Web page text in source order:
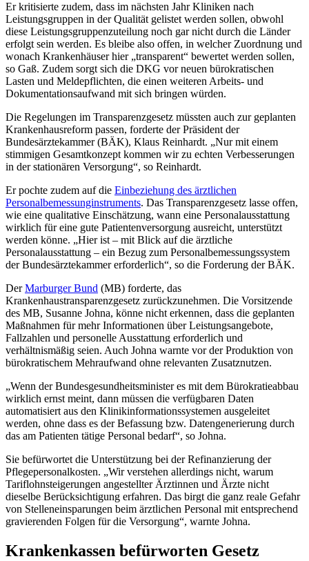
Er kritisierte zudem, dass im nächsten Jahr Kliniken nach
Leistungsgruppen in der Qualität gelistet werden sollen, obwohl
diese Leistungsgruppenzuteilung noch gar nicht durch die Länder
erfolgt sein werden. Es bleibe also offen, in welcher Zuordnung und
wonach Krankenhäuser hier „transparent“ bewertet werden sollen,
so Gaß. Zudem sorgt sich die DKG vor neuen bürokratischen
Lasten und Meldepflichten, die einen weiteren Arbeits- und
Dokumentationsaufwand mit sich bringen würden.
Die Regelungen im Transparenzgesetz müssten auch zur geplanten
Krankenhausreform passen, forderte der Präsident der
Bundesärztekammer (BÄK), Klaus Reinhardt. „Nur mit einem
stimmigen Gesamtkonzept kommen wir zu echten Verbesserungen
in der stationären Versorgung“, so Reinhardt.
Er pochte zudem auf die Einbeziehung des ärztlichen
Personalbemessunginstruments. Das Transparenzgesetz lasse offen,
wie eine qualitative Einschätzung, wann eine Personalausstattung
wirklich für eine gute Patientenversorgung ausreicht, unterstützt
werden könne. „Hier ist – mit Blick auf die ärztliche
Personalausstattung – ein Bezug zum Personalbemessungssystem
der Bundesärztekammer erforderlich“, so die Forderung der BÄK.
DerMarburger Bund (MB) forderte, das
Krankenhaustransparenzgesetz zurückzunehmen. Die Vorsitzende
des MB, Susanne Johna, könne nicht erkennen, dass die geplanten
Maßnahmen für mehr Informationen über Leis­tungsangebote,
Fallzahlen und personelle Ausstattung erforderlich und
verhältnismäßig seien. Auch Johna warnte vor der Produktion von
bürokratischem Mehraufwand ohne relevanten Zusatznutzen.
„Wenn der Bundesgesundheitsminister es mit dem Bürokratieabbau
wirklich ernst meint, dann müssen die verfügbaren Daten
automatisiert aus den Klinikinformationssystemen ausgeleitet
werden, ohne dass es der Befassung bzw. Datengenerierung durch
das am Patienten tätige Personal bedarf“, so Johna.
Sie befürwortet die Unterstützung bei der Refinanzierung der
Pflegepersonalkosten. „Wir verstehen allerdings nicht, warum
Tariflohnsteigerungen angestellter Ärztinnen und Ärzte nicht
dieselbe Berücksichtigung erfahren. Das birgt die ganz reale Gefahr
von Stelleneinsparungen beim ärztlichen Personal mit entsprechend
gravie­renden Folgen für die Versorgung“, warnte Johna.
Krankenkassen befürworten Gesetz